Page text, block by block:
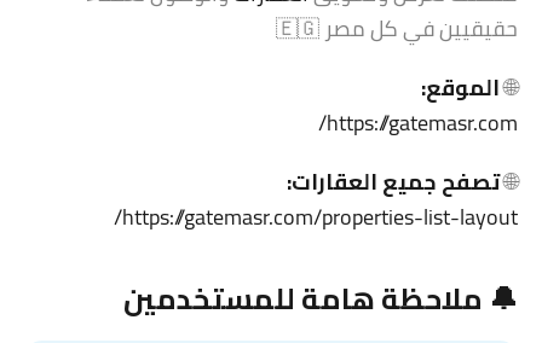
حقيقيين في كل مصر 🇪🇬
🌐الموقع:
https://gatemasr.com/
🌐تصفح جميع العقارات:
https://gatemasr.com/properties-list-layout/
🔔 ملاحظة هامة للمستخدمين